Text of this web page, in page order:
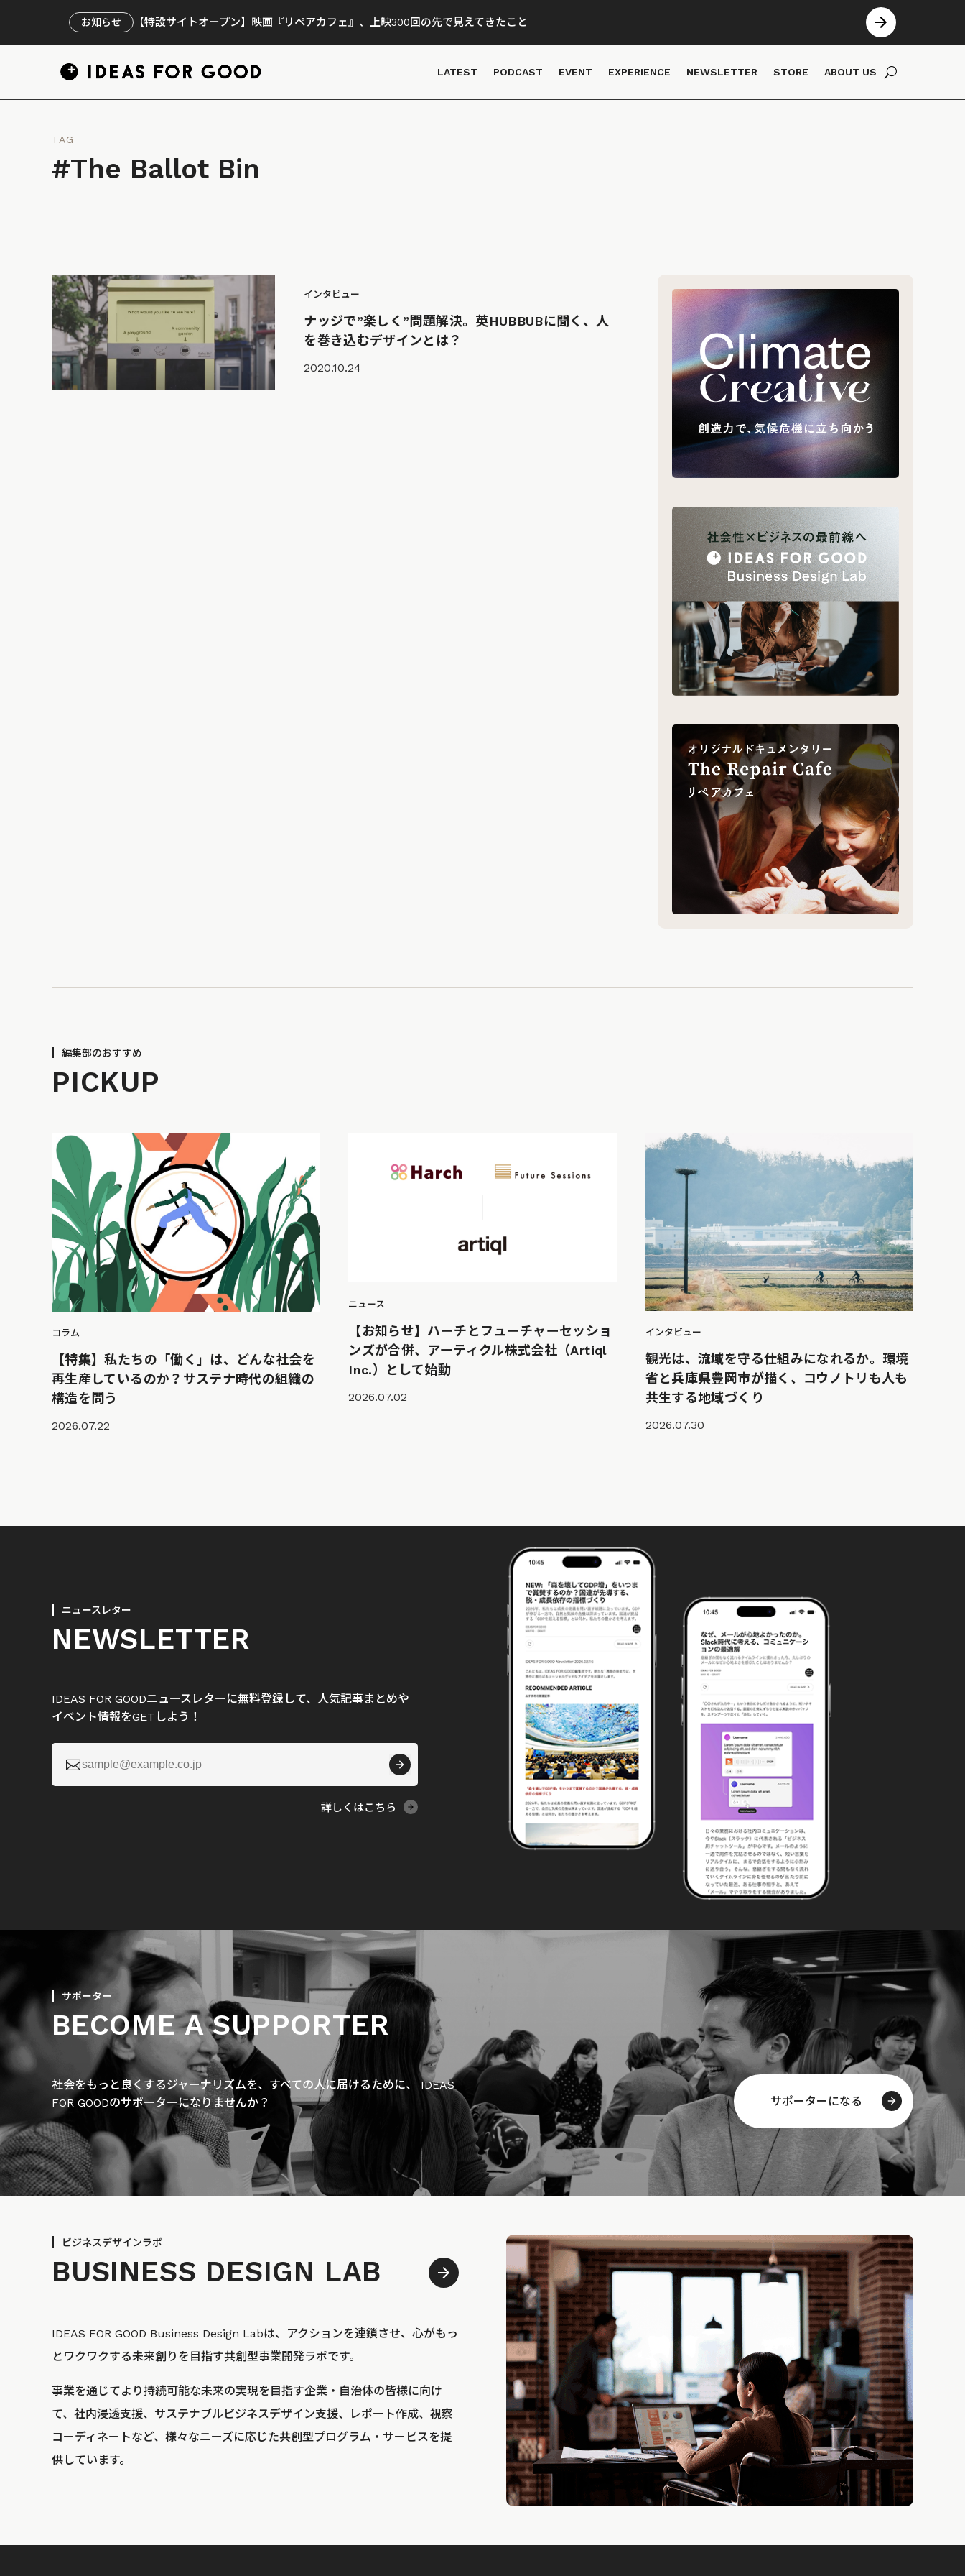
お知らせ 【特設サイトオープン】映画『リペアカフェ』、上映300回の先で見えてきたこと
LATEST PODCAST EVENT EXPERIENCE NEWSLETTER STORE ABOUT US
TAG
#The Ballot Bin
インタビュー
ナッジで”楽しく”問題解決。英HUBBUBに聞く、人
を巻き込むデザインとは？
2020.10.24
編集部のおすすめ
PICKUP
コラム
【特集】私たちの「働く」は、どんな社会を
再生産しているのか？サステナ時代の組織の
構造を問う
2026.07.22
ニュース
【お知らせ】ハーチとフューチャーセッショ
ンズが合併、アーティクル株式会社（Artiql
Inc.）として始動
2026.07.02
インタビュー
観光は、流域を守る仕組みになれるか。環境
省と兵庫県豊岡市が描く、コウノトリも人も
共生する地域づくり
2026.07.30
ニュースレター
NEWSLETTER
IDEAS FOR GOODニュースレターに無料登録して、人気記事まとめや
イベント情報をGETしよう！

詳しくはこちら
サポーター
BECOME A SUPPORTER
社会をもっと良くするジャーナリズムを、すべての人に届けるために、 IDEAS
FOR GOODのサポーターになりませんか？
サポーターになる
ビジネスデザインラボ
BUSINESS DESIGN LAB
IDEAS FOR GOOD Business Design Labは、アクションを連鎖させ、心がもっ
とワクワクする未来創りを目指す共創型事業開発ラボです。
事業を通じてより持続可能な未来の実現を目指す企業・自治体の皆様に向け
て、社内浸透支援、サステナブルビジネスデザイン支援、レポート作成、視察
コーディネートなど、様々なニーズに応じた共創型プログラム・サービスを提
供しています。